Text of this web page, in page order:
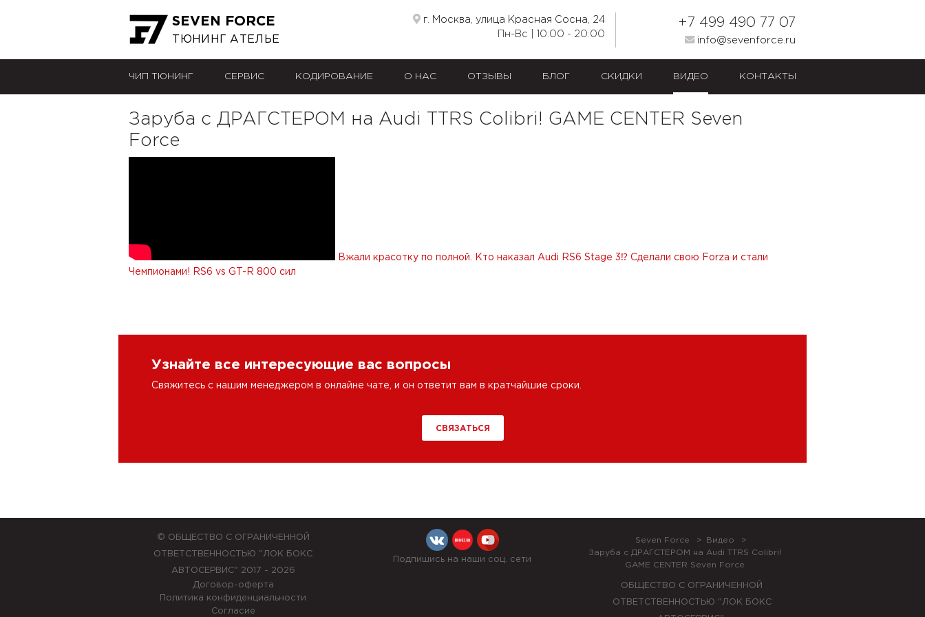
SEVEN FORCE
ТЮНИНГ АТЕЛЬЕ
г. Москва, улица Красная Сосна, 24
Пн-Вс | 10:00 - 20:00
+7 499 490 77 07
info@sevenforce.ru
ЧИП ТЮНИНГ СЕРВИС КОДИРОВАНИЕ О НАС ОТЗЫВЫ БЛОГ СКИДКИ ВИДЕО КОНТАКТЫ
Заруба с ДРАГСТЕРОМ на Audi TTRS Colibri! GAME CENTER Seven
Force
Вжали красотку по полной. Кто наказал Audi RS6 Stage 3⁉ Сделали свою Forza и стали
Чемпионами! RS6 vs GT-R 800 сил
Узнайте все интересующие вас вопросы
Свяжитесь с нашим менеджером в онлайне чате, и он ответит вам в кратчайшие сроки.
СВЯЗАТЬСЯ
© ОБЩЕСТВО С ОГРАНИЧЕННОЙ
ОТВЕТСТВЕННОСТЬЮ "ЛОК БОКС
АВТОСЕРВИС" 2017 - 2026
Договор-оферта
Политика конфиденциальности
Согласие
Подпишись на наши соц. сети
Seven Force
Видео
Заруба с ДРАГСТЕРОМ на Audi TTRS Colibri!
GAME CENTER Seven Force
ОБЩЕСТВО С ОГРАНИЧЕННОЙ
ОТВЕТСТВЕННОСТЬЮ "ЛОК БОКС